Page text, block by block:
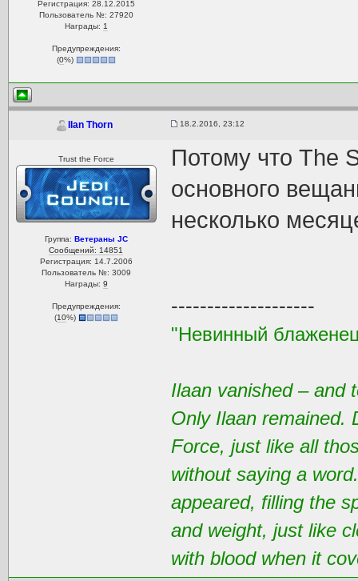
Регистрация: 28.12.2015
Пользователь №: 27920
Награды: 1
Предупреждения:
(0%)
Ilan Thorn 18.2.2016, 23:12
Trust the Force
Группа: Ветераны JC
Сообщений: 14851
Регистрация: 14.7.2006
Пользователь №: 3009
Награды: 9
Предупреждения:
(10%)
Потому что The
основного
несколько
--------------------
"Невинный
Ilaan vanished – and
Only Ilaan remained.
Force, just like all
without saying a
appeared, filling the
and weight, just like
with blood when it